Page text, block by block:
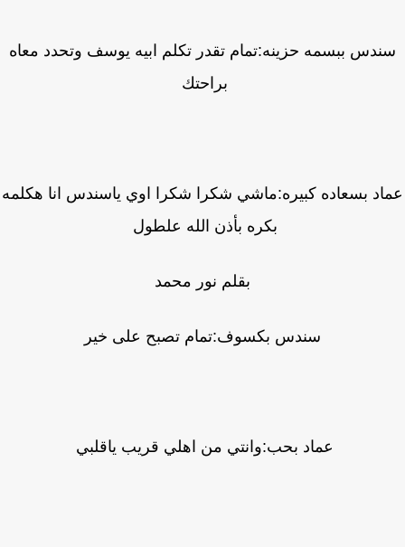
ببسمه حزينه:تمام تقدر تكلم ابيه يوسف وتحدد معاه
براحتك
بسعاده كبيره:ماشي شكرا شكرا اوي ياسندس انا هكلمه
بكره بأذن الله علطول
بقلم نور محمد
سندس بكسوف:تمام تصبح على خير
عماد بحب:وانتي من اهلي قريب ياقلبي